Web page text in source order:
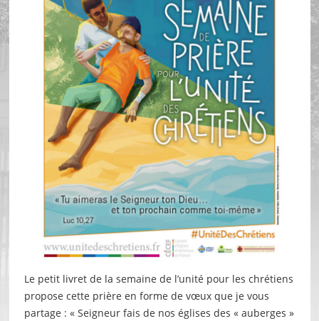
Le petit livret de la semaine de l’unité pour les chrétiens
propose cette prière en forme de vœux que je vous
partage : « Seigneur fais de nos églises des « auberges »